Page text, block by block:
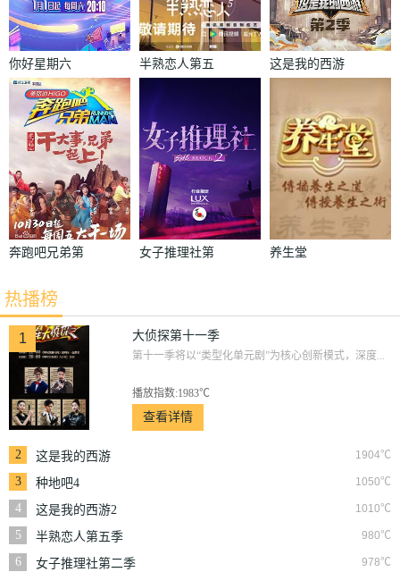
你好星期六
半熟恋人第五
这是我的西游
奔跑吧兄弟第
女子推理社第
养生堂
热播榜
1 大侦探第十一季
第十一季将以“类型化单元剧”为核心创新模式，深度...
播放指数:1983℃
查看详情
2 1904℃
这是我的西游
3
1050℃
种地吧4
4
1010℃
这是我的西游2
5
980℃
半熟恋人第五季
6
978℃
女子推理社第二季